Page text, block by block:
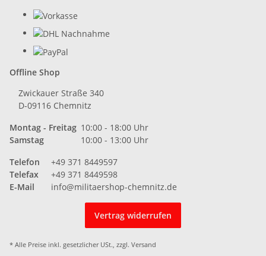
Offline Shop
Zwickauer Straße 340
D-09116 Chemnitz
Montag - Freitag 10:00 - 18:00 Uhr
Samstag
10:00 - 13:00 Uhr
Telefon
+49 371 8449597
Telefax
+49 371 8449598
E-Mail
info@militaershop-chemnitz.de
Vertrag widerrufen
* Alle Preise inkl. gesetzlicher USt., zzgl. Versand